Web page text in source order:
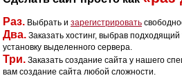
Раз. Выбрать и зарегистрировать
Два. Заказать хостинг, выбрав
установку выделенного сервера.
Три. Заказать создание сайта у нашего
вам создание сайта любой сложности.